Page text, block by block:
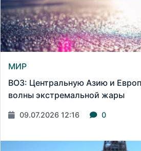
МИР
ВОЗ: Центральную Азию и
волны экстремальной жары
09.07.2026 12:16 0